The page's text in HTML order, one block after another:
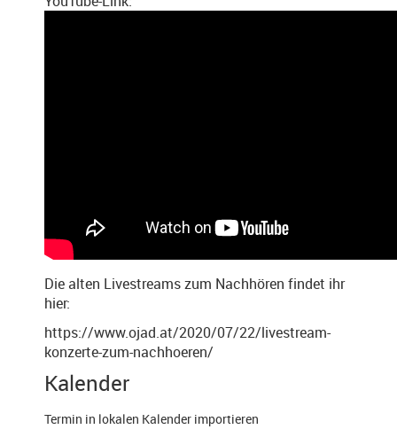
Die alten Livestreams zum Nachhören findet ihr
hier:
https://www.ojad.at/2020/07/22/livestream-
konzerte-zum-nachhoeren/
Kalender
Termin in lokalen Kalender importieren